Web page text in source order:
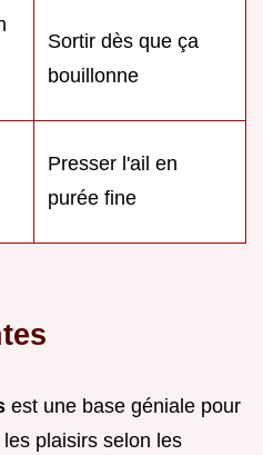
Sortir dès que ça
bouillonne
Presser l'ail en
purée fine
est une base géniale pour
plaisirs selon les